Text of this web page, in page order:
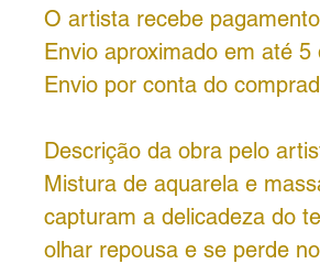
O artista recebe
Envio aproximado em até 5
Envio por conta do
Descrição da obra pelo
Mistura de aquarela e
capturam a delicadeza do
olhar repousa e se perde